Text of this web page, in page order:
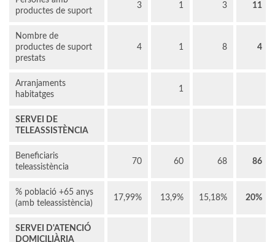
productes de suport
3 1 3 11
Nombre de
productes de suport
prestats
4 1 8 4
Arranjaments
habitatges
1
SERVEI DE
TELEASSISTÈNCIA
Beneficiaris
teleassistència
70 60 68 86
% població +65 anys
(amb teleassistència)
17,99% 13,9% 15,18% 20%
SERVEI D'ATENCIÓ
DOMICILIÀRIA